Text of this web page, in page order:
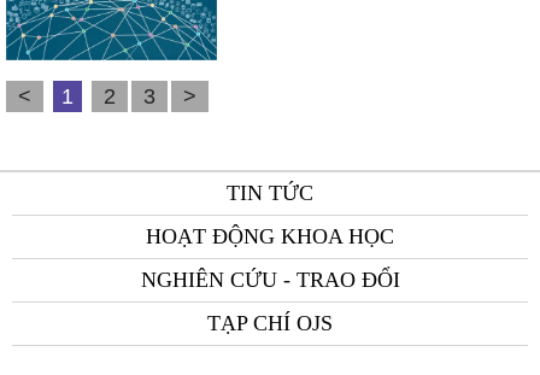
< 1 2 3 >
TIN TỨC
HOẠT ĐỘNG KHOA HỌC
NGHIÊN CỨU - TRAO ĐỔI
TẠP CHÍ OJS